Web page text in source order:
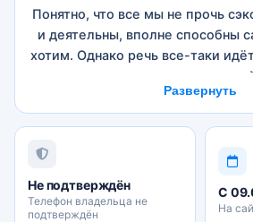
Понятно, что все мы не прочь
и деятельны, вполне способны
хотим. Однако речь все-таки
а не о спальном матрасе,
через месяц. От принятого вами
на сколько комфортной будет
годы.
Так почему же мы советуем
специалиста по продажам
Развернуть
Не подтверждён
Телефон владельца не
подтверждён
С
На